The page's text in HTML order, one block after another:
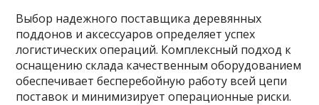
Выбор надежного поставщика деревянных
поддонов и аксессуаров определяет успех
логистических операций. Комплексный подход к
оснащению склада качественным оборудованием
обеспечивает бесперебойную работу всей цепи
поставок и минимизирует операционные риски.